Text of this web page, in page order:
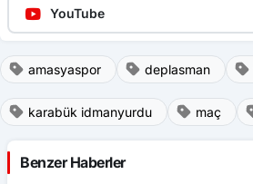
YouTube
amasyaspor deplasman
karabük idmanyurdu maç
Benzer Haberler